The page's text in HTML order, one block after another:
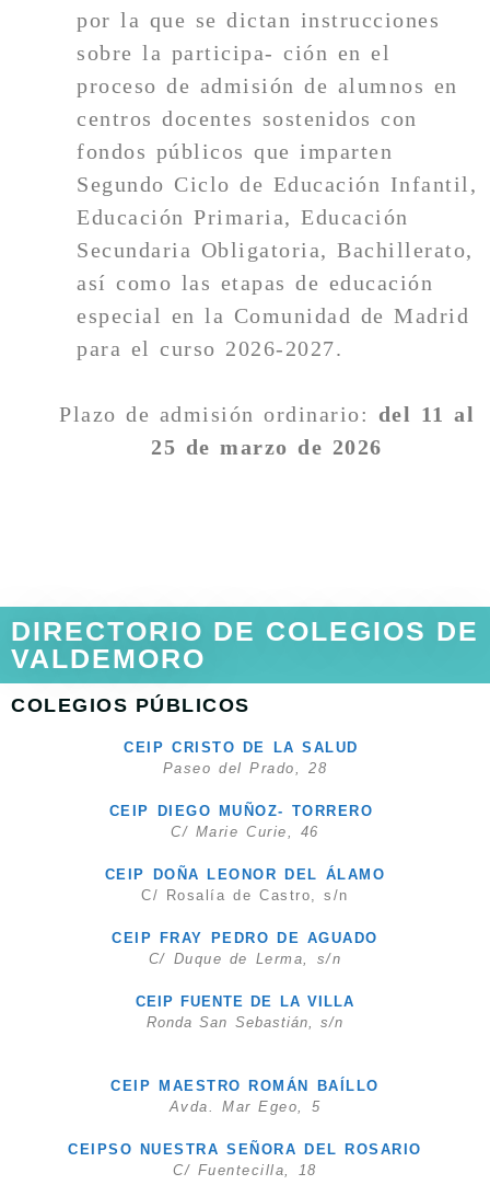
por la que se dictan instrucciones
sobre la participa- ción en el
proceso de admisión de alumnos en
centros docentes sostenidos con
fondos públicos que imparten
Segundo Ciclo de Educación Infantil,
Educación Primaria, Educación
Secundaria Obligatoria, Bachillerato,
así como las etapas de educación
especial en la Comunidad de Madrid
para el curso 2026-2027.
Plazo de admisión ordinario: del 11 al
25 de marzo de 2026
DIRECTORIO DE COLEGIOS DE
VALDEMORO
COLEGIOS PÚBLICOS
CEIP CRISTO DE LA SALUD
Paseo del Prado, 28
CEIP DIEGO MUÑOZ- TORRERO
C/ Marie Curie, 46
CEIP DOÑA LEONOR DEL ÁLAMO
C/ Rosalía de Castro, s/n
CEIP FRAY PEDRO DE AGUADO
C/ Duque de Lerma, s/n
CEIP FUENTE DE LA VILLA
Ronda San Sebastián, s/n
CEIP MAESTRO ROMÁN BAÍLLO
Avda. Mar Egeo, 5
CEIPSO NUESTRA SEÑORA DEL ROSARIO
C/ Fuentecilla, 18